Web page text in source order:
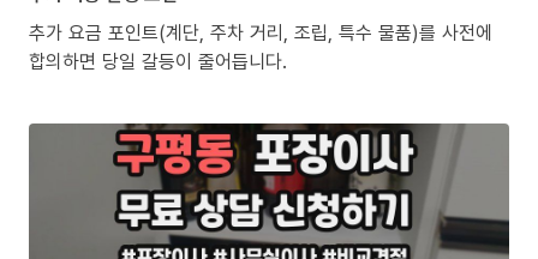
추가 요금 포인트(계단, 주차 거리, 조립, 특수 물품)를 사전에
합의하면 당일 갈등이 줄어듭니다.